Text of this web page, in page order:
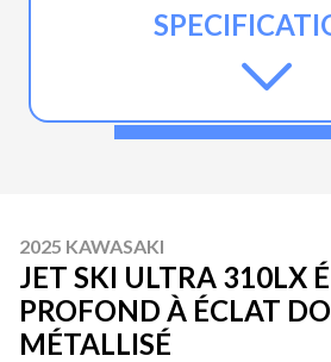
2025 KAWASAKI
JET SKI ULTRA 310LX
PROFOND À ÉCLAT
MÉTALLISÉ